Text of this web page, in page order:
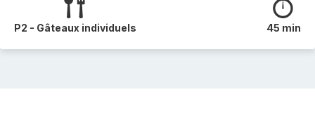
P2 - Gâteaux individuels 45 min